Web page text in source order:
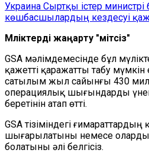
Украина Сыртқы істер министрі
көшбасшылардың кездесуі
Мүліктерді жаңарту "үмітсіз"
GSA мәлімдемесінде бұл
қажетті қаражатты табу мүмкін
сатылым жыл сайынғы 430
операциялық шығындарды
беретінін атап өтті.
GSA тізіміндегі
шығарылатыны немесе
болатыны әлі белгісіз.